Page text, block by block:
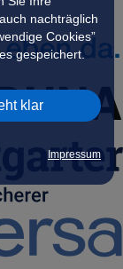
nachträglich
Cookies”
gespeichert.
klar
Impressum